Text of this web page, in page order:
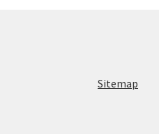
Sitemap